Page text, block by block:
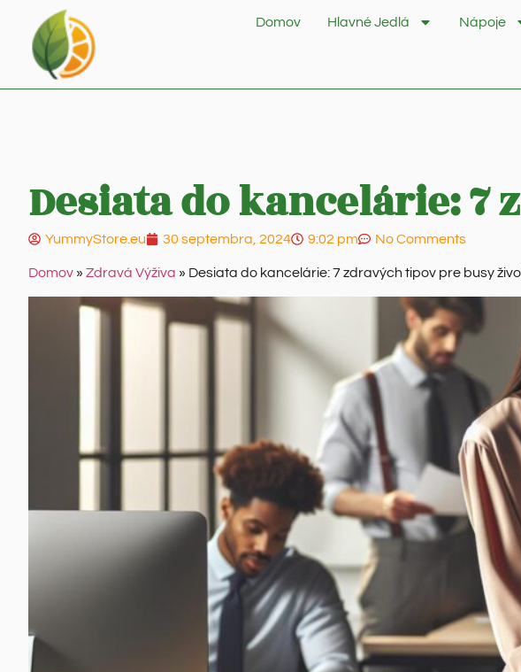
Domov Hlavné Jedlá Nápoje
Desiata do kancelárie:
YummyStore.eu 30 septembra, 2024 9:02 pm No Comments
Domov » Zdravá Výživa » Desiata do kancelárie: 7 zdravých tipov pre busy